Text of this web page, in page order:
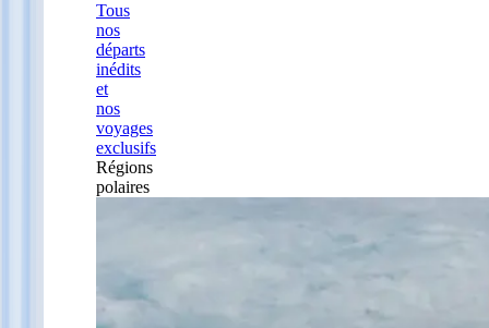
Tous
nos
départs
inédits
et
nos
voyages
exclusifs
Régions
polaires